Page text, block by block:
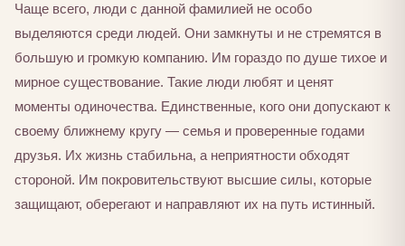
Чаще всего, люди с данной фамилией не особо
выделяются среди людей. Они замкнуты и не стремятся в
большую и громкую компанию. Им гораздо по душе тихое и
мирное существование. Такие люди любят и ценят
моменты одиночества. Единственные, кого они допускают к
своему ближнему кругу — семья и проверенные годами
друзья. Их жизнь стабильна, а неприятности обходят
стороной. Им покровительствуют высшие силы, которые
защищают, оберегают и направляют их на путь истинный.